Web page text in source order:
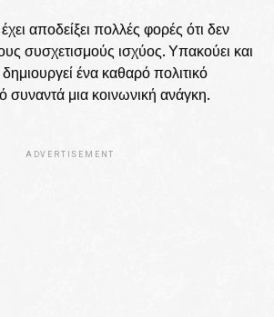
αποδείξει πολλές φορές ότι δεν
συσχετισμούς ισχύος. Υπακούει και
ένα καθαρό πολιτικό
συναντά μια κοινωνική ανάγκη.
ADVERTISEMENT